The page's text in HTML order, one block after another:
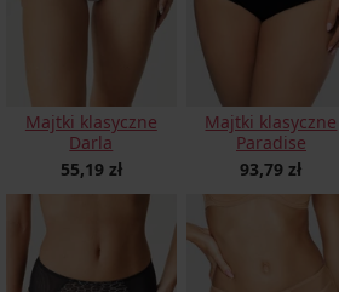
Majtki klasyczne
Darla
55,19 zł
Majtki klasyczne
Paradise
93,79 zł